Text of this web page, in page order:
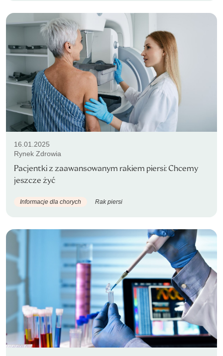
16.01.2025
Rynek Zdrowia
Pacjentki z zaawansowanym rakiem piersi: Chcemy
jeszcze żyć
Informacje dla chorych Rak piersi